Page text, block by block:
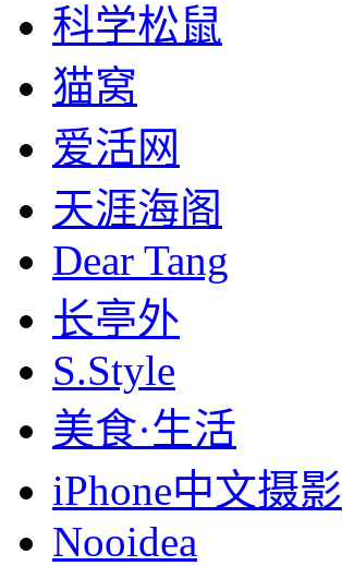
科学松鼠
猫窝
爱活网
天涯海阁
Dear Tang
长亭外
S.Style
美食·生活
iPhone中文摄影
Nooidea